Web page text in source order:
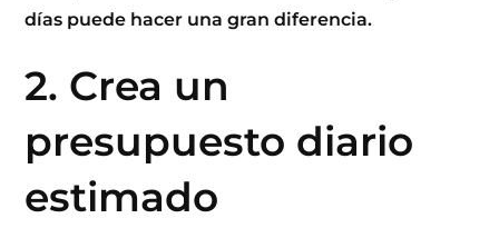
días puede hacer una gran diferencia.
2. Crea un
presupuesto diario
estimado